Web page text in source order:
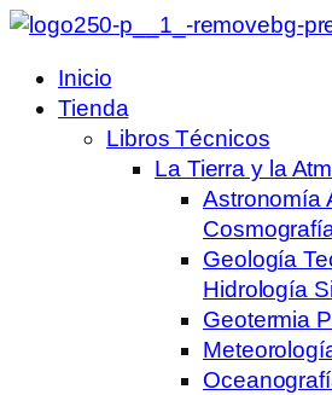
Inicio
Tienda
Libros Técnicos
La Tierra y la
Astronomía
Geología
Hidrología
Geotermia